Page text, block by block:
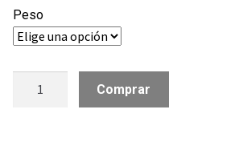
Peso
Comprar